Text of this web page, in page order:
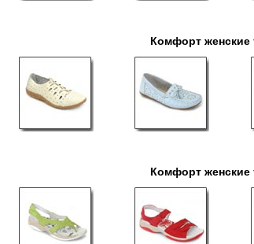
Комфорт женские
Комфорт женские